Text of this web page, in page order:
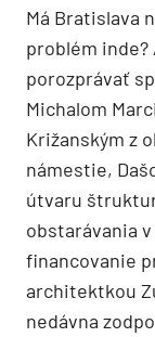
Má Bratislava
problém inde?
porozprávať
Michalom
Križanským z
námestie,
útvaru
obstarávania
financovanie
architektkou
nedávna